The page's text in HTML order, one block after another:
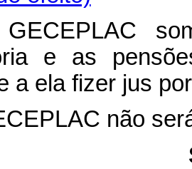
e as
a ela fizer jus
não